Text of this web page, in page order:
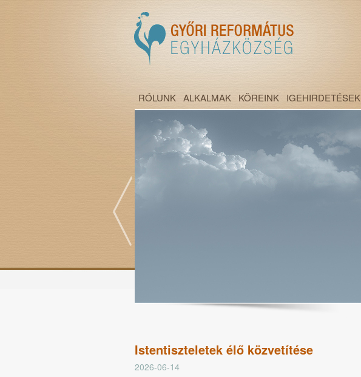
RÓLUNK ALKALMAK KÖREINK IGEHIRDETÉSEK
Istentiszteletek élő közvetítése
2026-06-14